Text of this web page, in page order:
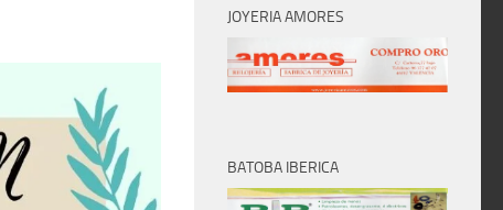
JOYERIA AMORES
BATOBA IBERICA